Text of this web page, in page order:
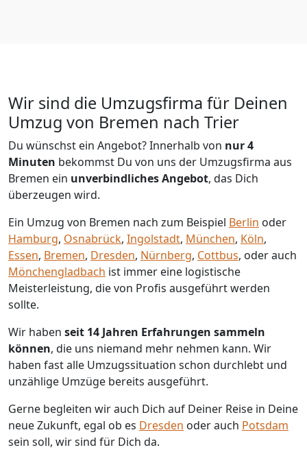
Wir sind die Umzugsfirma für Deinen
Umzug von Bremen nach Trier
Du wünschst ein Angebot? Innerhalb von nur 4
Minuten bekommst Du von uns der Umzugsfirma aus
Bremen ein unverbindliches Angebot, das Dich
überzeugen wird.
Ein Umzug von Bremen nach zum Beispiel Berlin oder
Hamburg, Osnabrück, Ingolstadt, München, Köln,
Essen, Bremen, Dresden, Nürnberg, Cottbus, oder auch
Mönchen­gladbach ist immer eine logistische
Meisterleistung, die von Profis ausgeführt werden
sollte.
Wir haben seit 14 Jahren Erfahrungen sammeln
können, die uns niemand mehr nehmen kann. Wir
haben fast alle Umzugssituation schon durchlebt und
unzählige Umzüge bereits ausgeführt.
Gerne begleiten wir auch Dich auf Deiner Reise in Deine
neue Zukunft, egal ob es Dresden oder auch Potsdam
sein soll, wir sind für Dich da.